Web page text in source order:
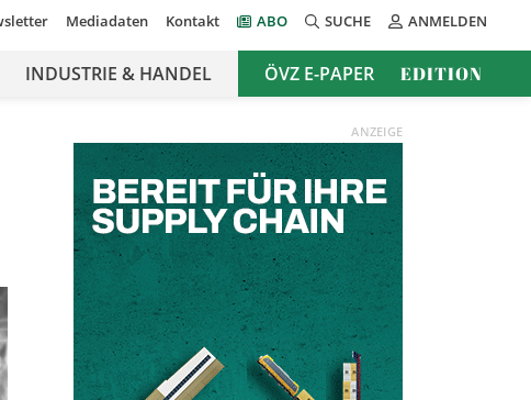
Mediadaten Kontakt ABO SUCHE ANMELDEN
INDUSTRIE & HANDEL ÖVZ E-PAPER EDITION
ANZEIGE